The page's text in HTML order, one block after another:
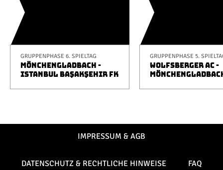
GRUPPENPHASE 6. SPIELTAG
MÖNCHENGLADBACH -
ISTANBUL BAŞAKŞEHIR FK
GRUPPENPHASE 5.
WOLFSBERGER AC -
IMPRESSUM & AGB
DATENSCHUTZ & RECHTLICHE HINWEISE FAQ